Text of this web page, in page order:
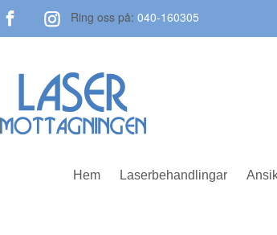
Ring oss på: 040-160305
Hem Laserbehandlingar